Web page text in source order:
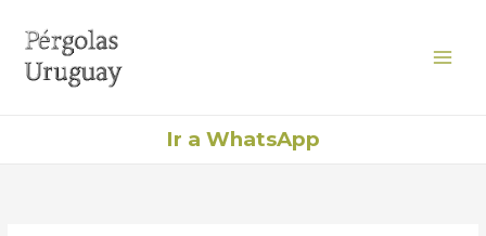
contenido
Ir a WhatsApp